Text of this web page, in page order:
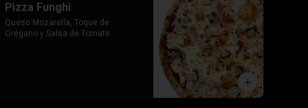
Pizza Funghi
Queso Mozarella, Toque de
Orégano y Salsa de Tomate